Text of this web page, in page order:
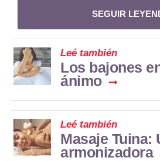
SEGUIR
Leé también
Los bajones
ánimo
Leé también
Masaje Tuina:
armonizadora